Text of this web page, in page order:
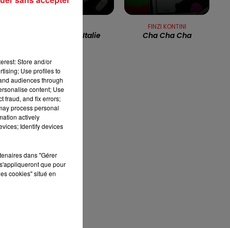
13h00 - 16h00
LES APRÈS-MIDI QUI CHANTENT
Voyage En Italie
FINZI KONTINI
Cha Cha Cha
Store and/or
Use profiles to
audiences through
content; Use
fraud, and fix errors;
process personal
actively
Identify devices
dans "Gérer
que pour
cookies" situé en